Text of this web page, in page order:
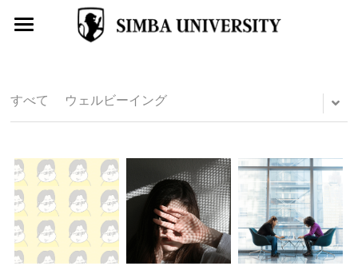
SIMBA UNIVERSITYとは
導入事例
ＡＩ無料ビジョン診断
キャリア開発プログラム
すべて ウェルビーイング